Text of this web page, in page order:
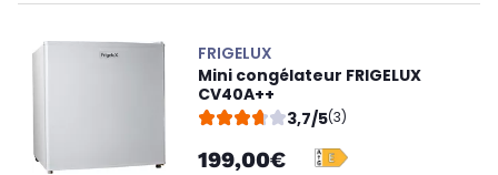
FRIGELUX
Mini congélateur FRIGELUX
CV40A++
3,7/5(3)
199,00€